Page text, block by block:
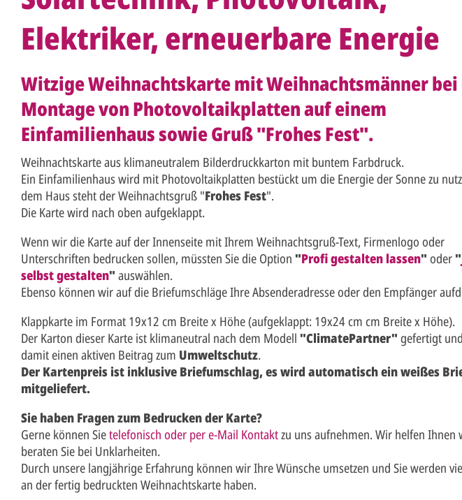
Elektriker, erneuerbare Energie
Witzige Weihnachtskarte mit Weihnachtsmänner
Montage von Photovoltaikplatten auf einem
Einfamilienhaus sowie Gruß "Frohes Fest".
Weihnachtskarte aus klimaneutralem Bilderdruckkarton mit buntem Farbdruck.
Ein Einfamilienhaus wird mit Photovoltaikplatten bestückt um die Energie der Sonne zu
dem Haus steht der Weihnachtsgruß "Frohes Fest".
Die Karte wird nach oben aufgeklappt.
Wenn wir die Karte auf der Innenseite mit Ihrem Weihnachtsgruß-Text, Firmenlogo oder
Unterschriften bedrucken sollen, müssten Sie die Option "Profi gestalten lassen" oder"
selbst gestalten" auswählen.
Ebenso können wir auf die Briefumschläge Ihre Absenderadresse oder den Empfänger
Klappkarte im Format 19x12 cm Breite x Höhe (aufgeklappt: 19x24 cm cm Breite x Höhe).
Der Karton dieser Karte ist klimaneutral nach dem Modell "ClimatePartner" gefertigt
damit einen aktiven Beitrag zum Umweltschutz.
Der Kartenpreis ist inklusive Briefumschlag, es wird automatisch ein weißes
mitgeliefert.
Sie haben Fragen zum Bedrucken der Karte?
Gerne können Sietelefonisch oder per e-Mail Kontaktzu uns aufnehmen. Wir helfen Ihnen
beraten Sie bei Unklarheiten.
Durch unsere langjährige Erfahrung können wir Ihre Wünsche umsetzen und Sie werden
an der fertig bedruckten Weihnachtskarte haben.